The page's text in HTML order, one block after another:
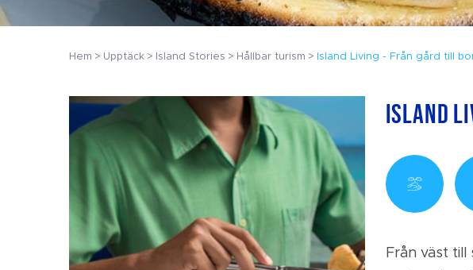
Hem Upptäck Island Stories Hållbar turism Island Living - Från gård till
Island
Från väst